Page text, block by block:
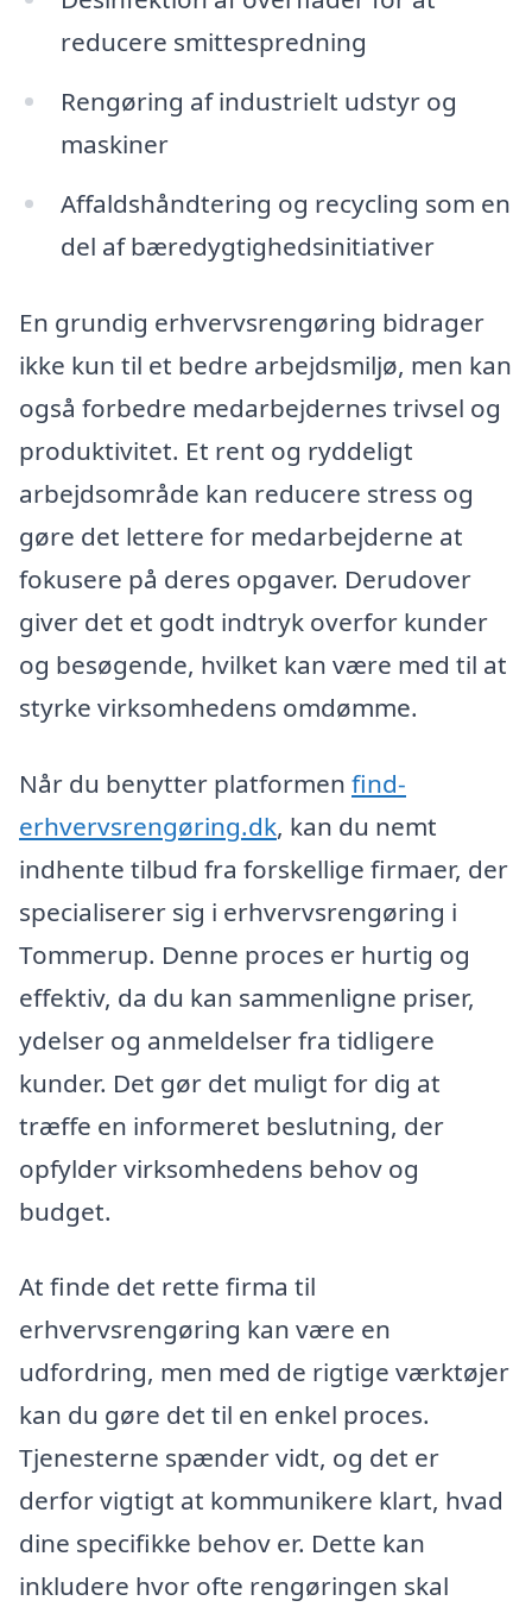
reducere smittespredning
Rengøring af industrielt udstyr og
maskiner
Affaldshåndtering og recycling som en
del af bæredygtighedsinitiativer
En grundig erhvervsrengøring bidrager
ikke kun til et bedre arbejdsmiljø, men kan
også forbedre medarbejdernes trivsel og
produktivitet. Et rent og ryddeligt
arbejdsområde kan reducere stress og
gøre det lettere for medarbejderne at
fokusere på deres opgaver. Derudover
giver det et godt indtryk overfor kunder
og besøgende, hvilket kan være med til at
styrke virksomhedens omdømme.
Når du benytter platformen find-
erhvervsrengøring.dk, kan du nemt
indhente tilbud fra forskellige firmaer, der
specialiserer sig i erhvervsrengøring i
Tommerup. Denne proces er hurtig og
effektiv, da du kan sammenligne priser,
ydelser og anmeldelser fra tidligere
kunder. Det gør det muligt for dig at
træffe en informeret beslutning, der
opfylder virksomhedens behov og
budget.
At finde det rette firma til
erhvervsrengøring kan være en
udfordring, men med de rigtige værktøjer
kan du gøre det til en enkel proces.
Tjenesterne spænder vidt, og det er
derfor vigtigt at kommunikere klart, hvad
dine specifikke behov er. Dette kan
inkludere hvor ofte rengøringen skal